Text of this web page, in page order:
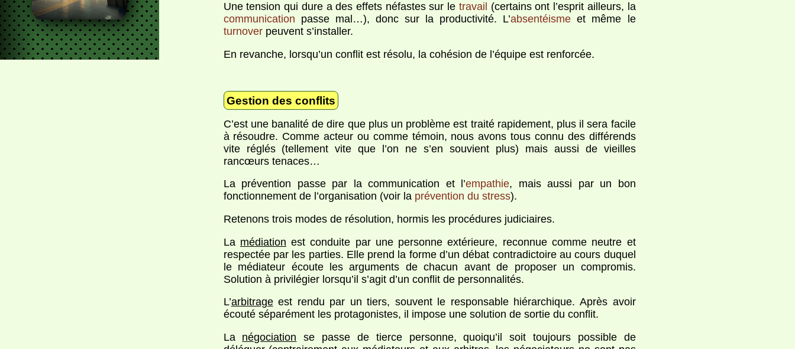
Une tension qui dure a des effets néfastes sur le travail (certains ont l’esprit ailleurs, la
communication passe mal…), donc sur la productivité. L’absentéisme et même le
turnoverpeuvent s’installer.
En revanche, lorsqu’un conflit est résolu, la cohésion de l’équipe est renforcée.
Gestion des conflits
C’est une banalité de dire que plus un problème est traité rapidement, plus il sera facile
à résoudre. Comme acteur ou comme témoin, nous avons tous connu des différends
vite réglés (tellement vite que l’on ne s’en souvient plus) mais aussi de vieilles
rancœurs tenaces…
La prévention passe par la communication et l’empathie, mais aussi par un bon
fonctionnement de l’organisation (voir la prévention du stress).
Retenons trois modes de résolution, hormis les procédures judiciaires.
La médiation est conduite par une personne extérieure, reconnue comme neutre et
respectée par les parties. Elle prend la forme d’un débat contradictoire au cours duquel
le médiateur écoute les arguments de chacun avant de proposer un compromis.
Solution à privilégier lorsqu’il s’agit d’un conflit de personnalités.
L’arbitrageest rendu par un tiers, souvent le responsable hiérarchique. Après avoir
écouté séparément les protagonistes, il impose une solution de sortie du conflit.
La négociation se passe de tierce personne, quoiqu’il soit toujours possible de